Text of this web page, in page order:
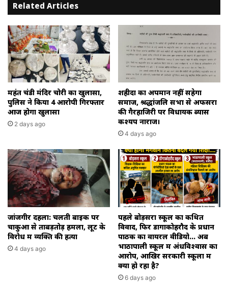
Related Articles
महंत चंडी मंदिर चोरी का खुलासा,
पुलिस ने किया 4 आरोपी गिरफ्तार
आज होगा खुलासा
2 days ago
शहीदों का अपमान नहीं सहेगा
समाज, श्रद्धांजलि सभा से अफसरों
की गैरहाजिरी पर विधायक ब्यास
कश्यप नाराज।
4 days ago
जांजगीर दहला: चलती बाइक पर
चाकुओं से ताबड़तोड़ हमला, लूट के
विरोध में व्यक्ति की हत्या
4 days ago
पहले बोड़सरा स्कूल का कथित
विवाद, फिर डोंगाकोहरौद के प्रधान
पाठक का वायरल वीडियो… अब
भाठापाली स्कूल में अंधविश्वास का
आरोप, आखिर सरकारी स्कूलों में
क्या हो रहा है?
6 days ago